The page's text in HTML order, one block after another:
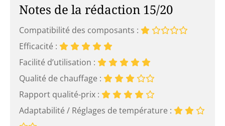
Notes de la rédaction 15/20
Compatibilité des composants :
Efficacité :
Facilité d’utilisation :
Qualité de chauffage :
Rapport qualité-prix :
Adaptabilité / Réglages de température :